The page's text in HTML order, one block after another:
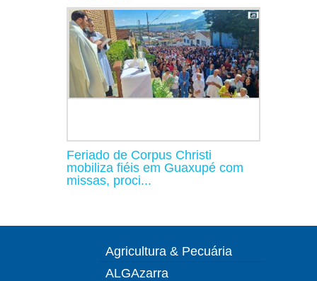
Feriado de Corpus Christi
mobiliza fiéis em Guaxupé com
missas, proci...
Agricultura & Pecuária
ALGAzarra